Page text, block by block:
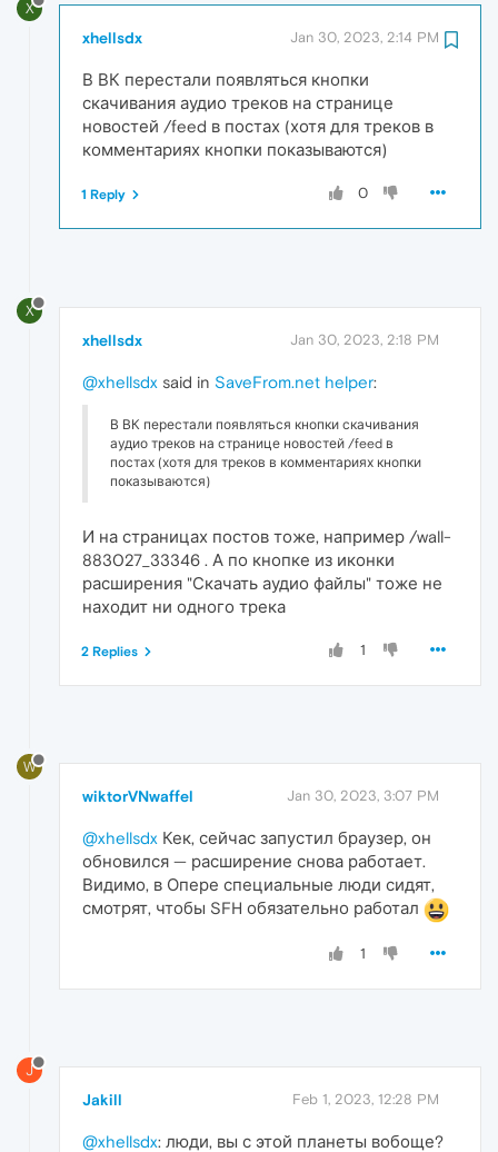
X
xhellsdx Jan 30, 2023, 2:14 PM
В ВК перестали появляться кнопки
скачивания аудио треков на странице
новостей /feed в постах (хотя для треков в
комментариях кнопки показываются)
0
1 Reply
X
xhellsdx Jan 30, 2023, 2:18 PM
@xhellsdx said in SaveFrom.net helper:
В ВК перестали появляться кнопки скачивания
аудио треков на странице новостей /feed в
постах (хотя для треков в комментариях кнопки
показываются)
И на страницах постов тоже, например /wall-
883027_33346 . А по кнопке из иконки
расширения "Скачать аудио файлы" тоже не
находит ни одного трека
1
2 Replies
W
wiktorVNwaffel Jan 30, 2023, 3:07 PM
@xhellsdx Кек, сейчас запустил браузер, он
обновился — расширение снова работает.
Видимо, в Опере специальные люди сидят,
смотрят, чтобы SFH обязательно работал
1
J
Jakill Feb 1, 2023, 12:28 PM
@xhellsdx: люди, вы с этой планеты вобоще?